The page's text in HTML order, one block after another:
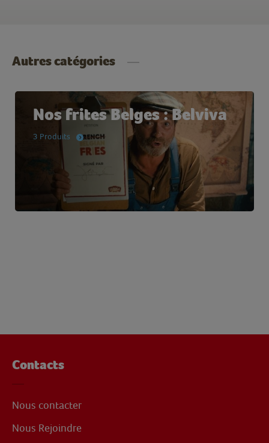
Autres catégories
Nos frites Belges : Belviva
3 Produits
Contacts
Nous contacter
Nous Rejoindre